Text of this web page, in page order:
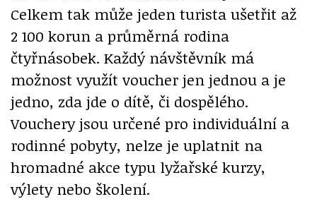
Celkem tak může jeden turista ušetřit až
2 100 korun a průměrná rodina
čtyřnásobek. Každý návštěvník má
možnost využít voucher jen jednou a je
jedno, zda jde o dítě, či dospělého.
Vouchery jsou určené pro individuální a
rodinné pobyty, nelze je uplatnit na
hromadné akce typu lyžařské kurzy,
výlety nebo školení.